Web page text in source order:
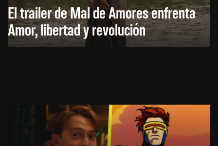
El trailer de Mal de Amores enfrenta
Amor, libertad y revolución